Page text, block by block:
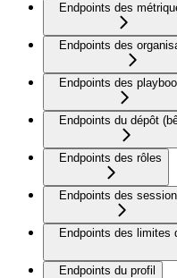
Endpoints des
Endpoints des
Endpoints des
Endpoints du dépôt
Endpoints des rôles
Endpoints des
Endpoints des limites
Endpoints du profil